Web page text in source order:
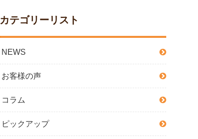
カテゴリーリスト
NEWS
お客様の声
コラム
ピックアップ